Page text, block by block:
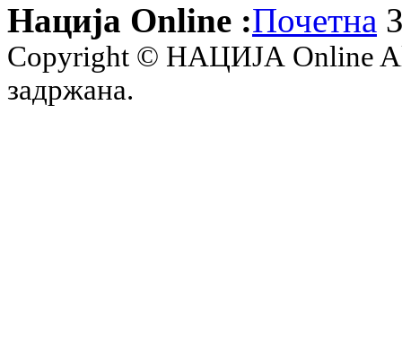
Нација Online :Почетна
Copyright © НАЦИЈА Online
задржана.